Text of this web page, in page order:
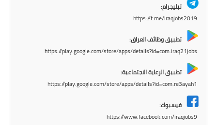
المرحلة الابتدائية
تيليجرام:
https://t.me/iraqjobs2019
تطبيق وظائف العراق:
https://play.google.com/store/apps/details?id=com.iraq21jobs
تطبيق الرعاية الاجتماعية:
https://play.google.com/store/apps/details?id=com.re3ayah1
فيسبوك:
https://www.facebook.com/iraqjobs9